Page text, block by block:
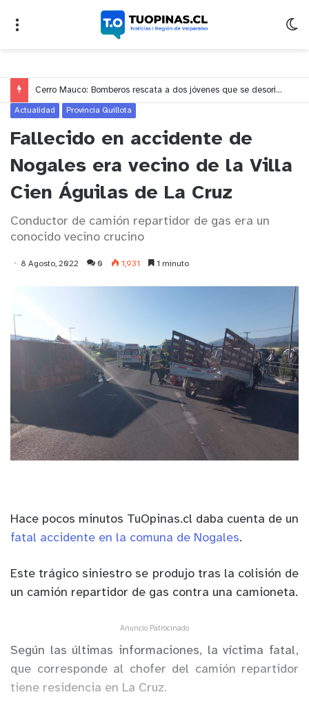
Cerro Mauco: Bomberos rescata a dos jóvenes que se desorientaron durante una caminata
Actualidad Provincia Quillota
Fallecido en accidente de
Nogales era vecino de la Villa
Cien Águilas de La Cruz
Conductor de camión repartidor de gas era un
conocido vecino crucino
8 Agosto, 2022 0 1,931 1 minuto
Hace pocos minutos TuOpinas.cl daba cuenta de un
fatal accidente en la comuna de Nogales.
Este trágico siniestro se produjo tras la colisión de
un camión repartidor de gas contra una camioneta.
Anuncio Patrocinado
Según las últimas informaciones, la víctima fatal,
que corresponde al chofer del camión repartidor
tiene residencia en La Cruz.